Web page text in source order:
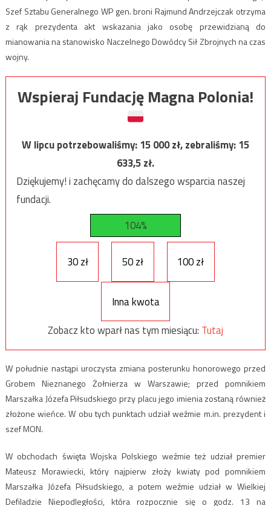
Szef Sztabu Generalnego WP gen. broni Rajmund Andrzejczak otrzyma
z rąk prezydenta akt wskazania jako osobę przewidzianą do
mianowania na stanowisko Naczelnego Dowódcy Sił Zbrojnych na czas
wojny.
Wspieraj Fundację Magna Polonia!
W lipcu potrzebowaliśmy:15 000zł, zebraliśmy:15
633,5zł.
Dziękujemy! i zachęcamy do dalszego wsparcia naszej
fundacji.
104%
30 zł 50 zł 100 zł
Inna kwota
Zobacz kto wparł nas tym miesiącu: Tutaj
W południe nastąpi uroczysta zmiana posterunku honorowego przed
Grobem Nieznanego Żołnierza w Warszawie; przed pomnikiem
Marszałka Józefa Piłsudskiego przy placu jego imienia zostaną również
złożone wieńce. W obu tych punktach udział weźmie m.in. prezydent i
szef MON.
W obchodach święta Wojska Polskiego weźmie też udział premier
Mateusz Morawiecki, który najpierw złoży kwiaty pod pomnikiem
Marszałka Józefa Piłsudskiego, a potem weźmie udział w Wielkiej
Defiladzie Niepodległości, która rozpocznie się o godz. 13 na